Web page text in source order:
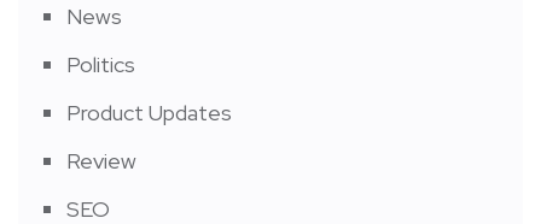
News
Politics
Product Updates
Review
SEO